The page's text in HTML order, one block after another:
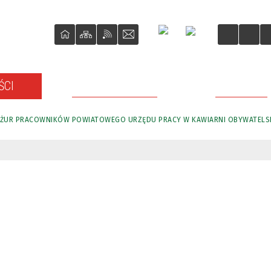
PRACOWNIKÓW POWIATOWEGO URZĘDU PRACY W KAWIARNI